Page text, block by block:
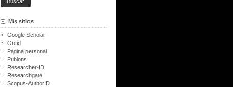
Mis sitios
Google Scholar
Orcid
Página personal
Publons
Researcher-ID
Researchgate
Scopus-AuthorID